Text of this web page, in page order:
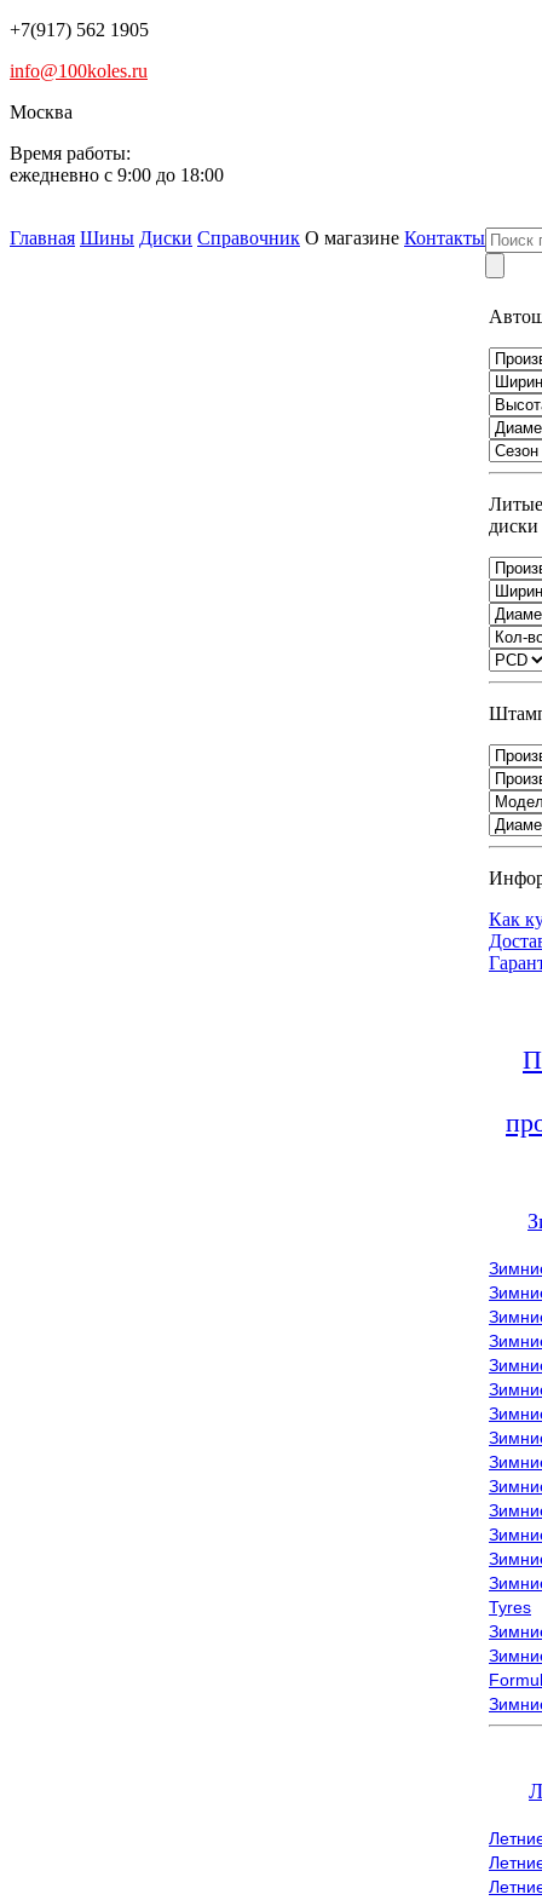
+7(917) 562 1905
info@100koles.ru
Москва
Время работы:
ежедневно с 9:00 до 18:00
Главная Шины Диски Справочник О магазине Контакты
Литые
диски
Как
Tyres